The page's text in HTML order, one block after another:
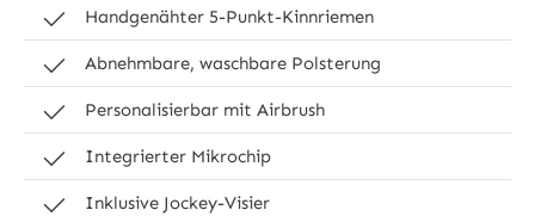
Handgenähter 5-Punkt-Kinnriemen
Abnehmbare, waschbare Polsterung
Personalisierbar mit Airbrush
Integrierter Mikrochip
Inklusive Jockey-Visier